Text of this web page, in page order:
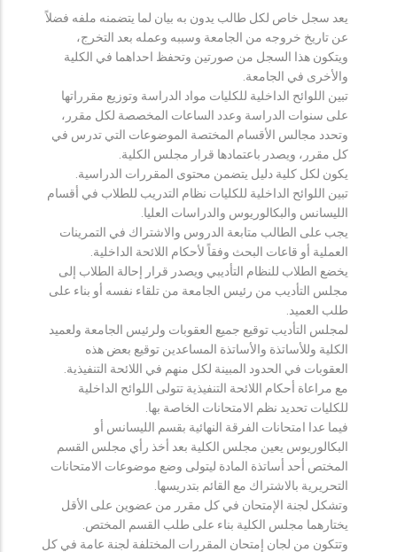
يعد سجل خاص لكل طالب يدون به بيان لما يتضمنه ملفه فضلاً
عن تاريخ خروجه من الجامعة وسببه وعمله بعد التخرج،
ويتكون هذا السجل من صورتين وتحفظ احداهما في الكلية
والأخرى في الجامعة.
تبين اللوائح الداخلية للكليات مواد الدراسة وتوزيع مقرراتها
على سنوات الدراسة وعدد الساعات المخصصة لكل مقرر،
وتحدد مجالس الأقسام المختصة الموضوعات التي تدرس في
كل مقرر، ويصدر باعتمادها قرار مجلس الكلية.
يكون لكل كلية دليل يتضمن محتوى المقررات الدراسية.
تبين اللوائح الداخلية للكليات نظام التدريب للطلاب في أقسام
الليسانس والبكالوريوس والدراسات العليا.
يجب على الطالب متابعة الدروس والاشتراك في التمرينات
العملية أو قاعات البحث وفقاً لأحكام اللائحة الداخلية.
يخضع الطلاب للنظام التأديبي ويصدر قرار إحالة الطلاب إلى
مجلس التأديب من رئيس الجامعة من تلقاء نفسه أو بناء على
طلب العميد.
لمجلس التأديب توقيع جميع العقوبات ولرئيس الجامعة ولعميد
الكلية وللأساتذة والأساتذة المساعدين توقيع بعض هذه
العقوبات في الحدود المبينة لكل منهم في اللائحة التنفيذية.
مع مراعاة أحكام اللائحة التنفيذية تتولى اللوائح الداخلية
للكليات تحديد نظم الامتحانات الخاصة بها.
فيما عدا امتحانات الفرقة النهائية بقسم الليسانس أو
البكالوريوس يعين مجلس الكلية بعد أخذ رأي مجلس القسم
المختص أحد أساتذة المادة ليتولى وضع موضوعات الامتحانات
التحريرية بالاشتراك مع القائم بتدريسها.
وتشكل لجنة الإمتحان في كل مقرر من عضوين على الأقل
يختارهما مجلس الكلية بناء على طلب القسم المختص.
وتتكون من لجان إمتحان المقررات المختلفة لجنة عامة في كل